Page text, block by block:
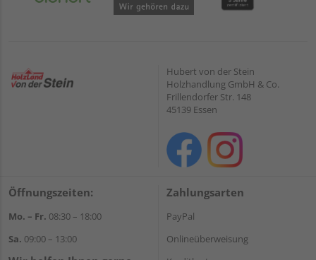
Hubert von der Stein
Holzhandlung GmbH & Co.
Frillendorfer Str. 148
45139 Essen
Öffnungszeiten:
Mo. – Fr. 08:30 – 18:00
Sa. 09:00 – 13:00
Zahlungsarten
PayPal
Onlineüberweisung